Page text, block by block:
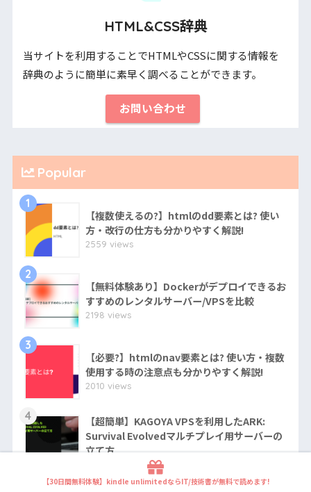
HTML&CSS辞典
当サイトを利用することでHTMLやCSSに関する情報を
辞典のように簡単に素早く調べることができます。
お問い合わせ
Popular
1
【複数使えるの?】htmlのdd要素とは? 使い
方・改行の仕方も分かりやすく解説!
2559 views
2
【無料体験あり】Dockerがデプロイできるお
すすめのレンタルサーバー/VPSを比較
2198 views
3
【必要?】htmlのnav要素とは? 使い方・複数
使用する時の注意点も分かりやすく解説!
2010 views
4
【超簡単】KAGOYA VPSを利用したARK:
Survival Evolvedマルチプレイ用サーバーの
立て方
【30日間無料体験】kindle unlimitedならIT/技術書が無料で読めます!